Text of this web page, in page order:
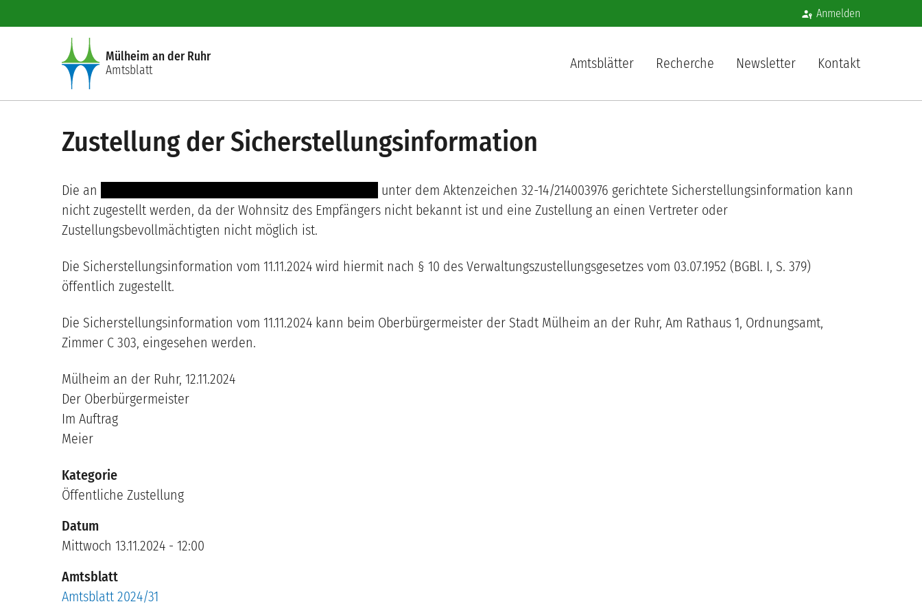
Benutzermenü
Anmelden
Mülheim an der Ruhr
Amtsblatt
Amtsblätter Recherche Newsletter Kontakt
Zustellung der Sicherstellungsinformation
Die an
unter dem Aktenzeichen 32-14/214003976 gerichtete Sicherstellungsinformation kann
nicht zugestellt werden, da der Wohnsitz des Empfängers nicht bekannt ist und eine Zustellung an einen Vertreter oder
Zustellungsbevollmächtigten nicht möglich ist.
Die Sicherstellungsinformation vom 11.11.2024 wird hiermit nach § 10 des Verwaltungszustellungsgesetzes vom 03.07.1952 (BGBl. I, S. 379)
öffentlich zugestellt.
Die Sicherstellungsinformation vom 11.11.2024 kann beim Oberbürgermeister der Stadt Mülheim an der Ruhr, Am Rathaus 1, Ordnungsamt,
Zimmer C 303, eingesehen werden.
Mülheim an der Ruhr, 12.11.2024
Der Oberbürgermeister
Im Auftrag
Meier
Kategorie
Öffentliche Zustellung
Datum
Mittwoch 13.11.2024 - 12:00
Amtsblatt
Amtsblatt 2024/31